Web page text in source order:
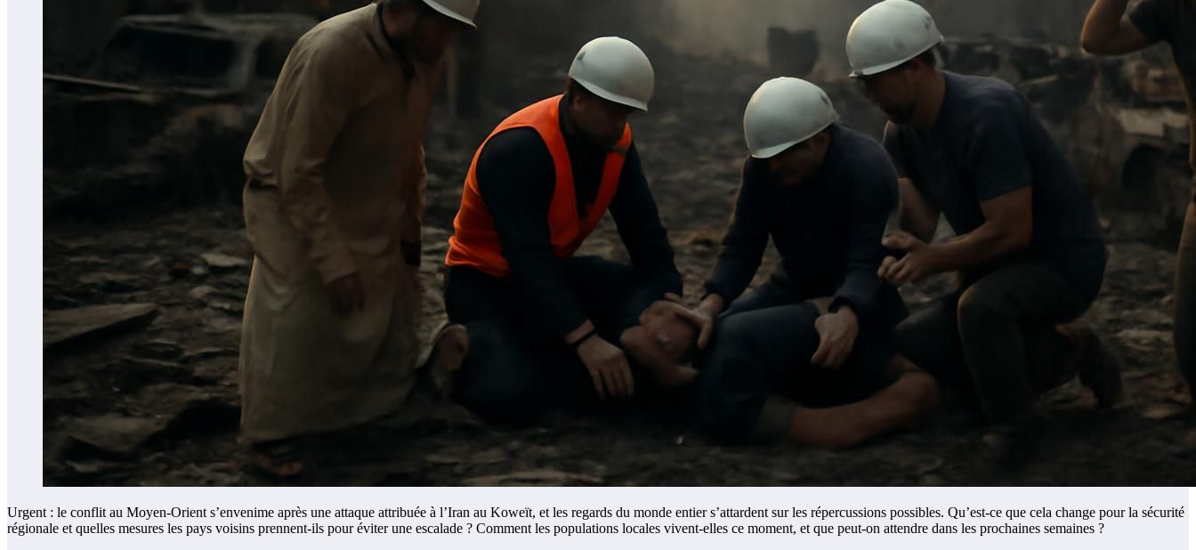
Urgent : le conflit au Moyen-Orient s’envenime après une attaque attribuée à l’Iran au Koweït, et les regards du monde entier s’attardent sur les répercussions possibles. Qu’est-ce que cela change pour la sécurité
régionale et quelles mesures les pays voisins prennent-ils pour éviter une escalade ? Comment les populations locales vivent-elles ce moment, et que peut-on attendre dans les prochaines semaines ?